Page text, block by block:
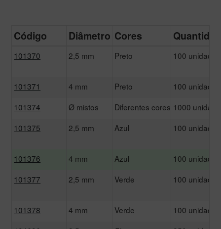
Código Diâmetro Cores
101370 2,5 mm Preto 100 unidades
101371 4 mm Preto
100 unidades
101374
Ø mistos Diferentes cores 1000
101375
2,5 mm Azul 100 unidades
101376 4 mm Azul
100 unidades
101377
2,5 mm Verde 100 unidades
101378 4 mm Verde
100 unidades